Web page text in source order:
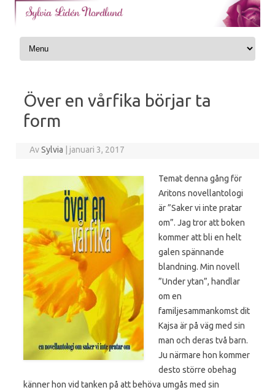
Skip to content
Över en vårfika börjar ta
form
AvSylvia januari 3, 2017
Temat denna gång för
Aritons novellantologi
är ”Saker vi inte pratar
om”. Jag tror att boken
kommer att bli en helt
galen spännande
blandning. Min novell
”Under ytan”, handlar
om en
familjesammankomst dit
Kajsa är på väg med sin
man och deras två barn.
Ju närmare hon kommer
desto större obehag
känner hon vid tanken på att behöva umgås med sin